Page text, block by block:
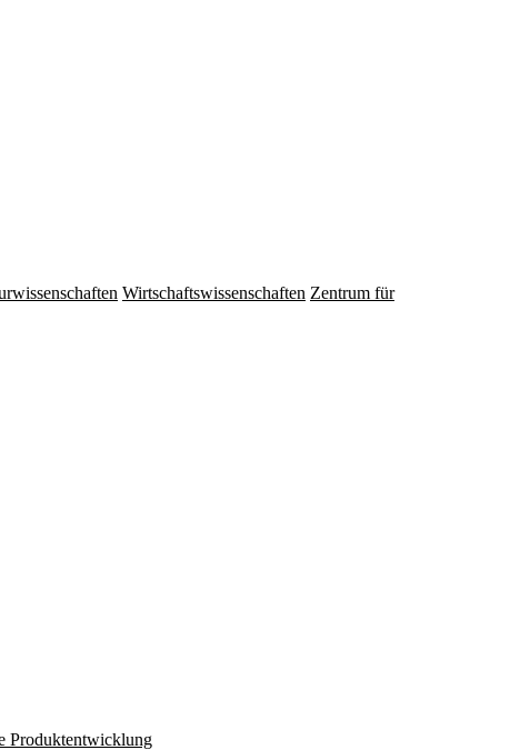
Wirtschaftswissenschaften Zentrum für
Produktentwicklung